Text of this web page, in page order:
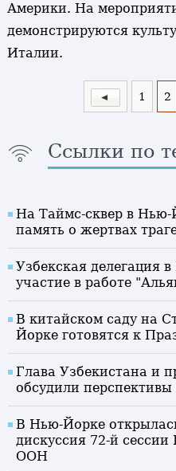
Америки. На
демонстрируются
Италии.
1 2
Ссылки по
На Таймс-сквер в
память о жертвах
Узбекская делегация
участие в работе
В китайском саду на
Йорке готовятся к
Глава Узбекистана и
обсудили перспективы
В Нью-Йорке
дискуссия 72-й
ООН